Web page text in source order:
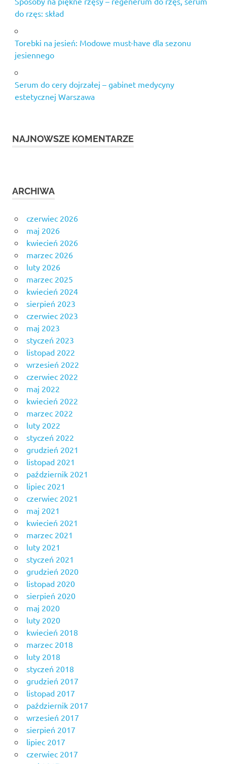
do rzęs: skład
Torebki na jesień: Modowe must-have dla sezonu
jesiennego
Serum do cery dojrzałej – gabinet medycyny
estetycznej Warszawa
NAJNOWSZE KOMENTARZE
ARCHIWA
czerwiec 2026
maj 2026
kwiecień 2026
marzec 2026
luty 2026
marzec 2025
kwiecień 2024
sierpień 2023
czerwiec 2023
maj 2023
styczeń 2023
listopad 2022
wrzesień 2022
czerwiec 2022
maj 2022
kwiecień 2022
marzec 2022
luty 2022
styczeń 2022
grudzień 2021
listopad 2021
październik 2021
lipiec 2021
czerwiec 2021
maj 2021
kwiecień 2021
marzec 2021
luty 2021
styczeń 2021
grudzień 2020
listopad 2020
sierpień 2020
maj 2020
luty 2020
kwiecień 2018
marzec 2018
luty 2018
styczeń 2018
grudzień 2017
listopad 2017
październik 2017
wrzesień 2017
sierpień 2017
lipiec 2017
czerwiec 2017